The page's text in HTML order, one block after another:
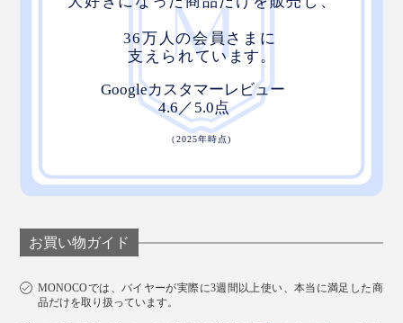
お買い物ガイド
MONOCOでは、バイヤーが実際に3週間以上使い、本当に満足した商
品だけを取り扱っています。